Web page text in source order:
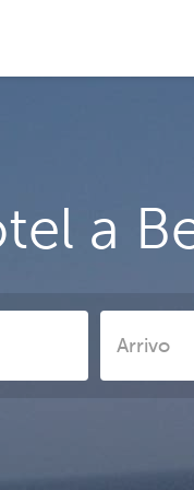
a